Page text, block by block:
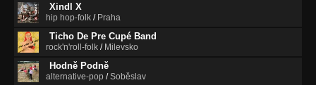
Xindl X
hip hop-folk / Praha
Ticho De Pre Cupé Band
rock'n'roll-folk / Milevsko
Hodně Podně
alternative-pop /Soběslav